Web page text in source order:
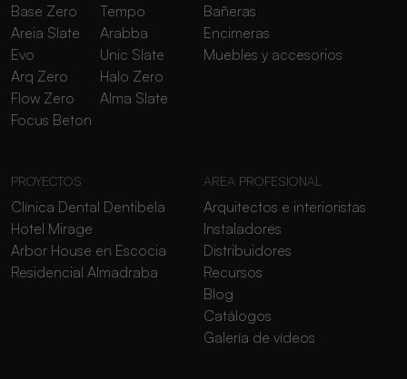
Base Zero
Areia Slate
Evo
Arq Zero
Flow Zero
Focus Beton
Tempo
Arabba
Unic Slate
Halo Zero
Alma Slate
Bañeras
Encimeras
Muebles y accesorios
PROYECTOS
Clínica Dental Dentibela
Hotel Mirage
Arbor House en Escocia
Residencial Almadraba
ÁREA PROFESIONAL
Arquitectos e interioristas
Instaladores
Distribuidores
Recursos
Blog
Catálogos
Galería de vídeos